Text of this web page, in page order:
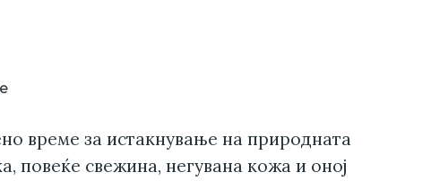
време за истакнување на природната
повеќе свежина, негувана кожа и оној